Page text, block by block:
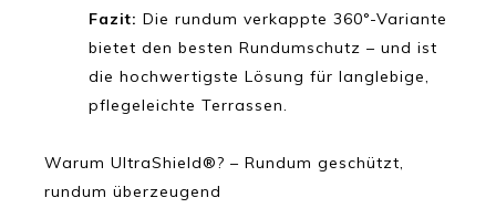
Fazit: Die rundum verkappte 360°-Variante
bietet den besten Rundumschutz – und ist
die hochwertigste Lösung für langlebige,
pflegeleichte Terrassen.
Warum UltraShield®? – Rundum geschützt,
rundum überzeugend